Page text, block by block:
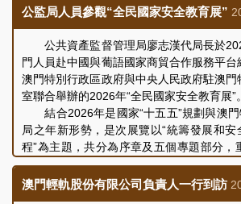
公監局人員參觀“全民國家安全教育展”
公共資產監督管理局廖志漢代局長於
門人員赴中國與葡語國家商貿合作服務平
澳門特別行政區政府與中央人民政府駐澳
室聯合舉辦的2026年“全民國家安全教育展”。
結合2026年是國家“十五五”規劃與澳門
局之年新形勢，是次展覽以“統籌發展和安
程”為主題，共分為序章及五個專題部分，
安全觀的核心要義、重點領域、法律體系
統籌發展和安全實踐成果的回望總結。廖代
澳門輕軌股份有限公司負責人一行到訪